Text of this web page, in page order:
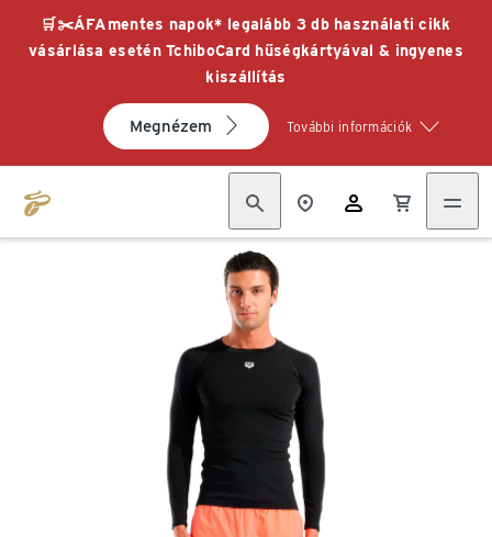
🛒✂️ÁFAmentes napok* legalább 3 db használati cikk
vásárlása esetén TchiboCard hűségkártyával & ingyenes
kiszállítás
Megnézem További információk